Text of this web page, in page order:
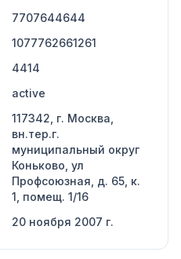
7707644644
1077762661261
4414
active
117342, г. Москва,
вн.тер.г.
муниципальный округ
Коньково, ул
Профсоюзная, д. 65, к.
1, помещ. 1/16
20 ноября 2007 г.